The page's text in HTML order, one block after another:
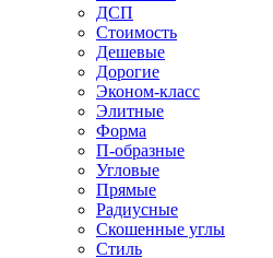
ДСП
Стоимость
Дешевые
Дорогие
Эконом-класс
Элитные
Форма
П-образные
Угловые
Прямые
Радиусные
Скошенные углы
Стиль